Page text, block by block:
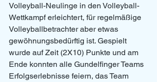
Volleyball-Neulinge in den Volleyball-
Wettkampf erleichtert, für regelmäßige
Volleyballbetrachter aber etwas
gewöhnungsbedürftig ist. Gespielt
wurde auf Zeit (2X10) Punkte und am
Ende konnten alle Gundelfinger Teams
Erfolgserlebnisse feiern, das Team